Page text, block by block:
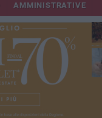
AMMINISTRATIVE